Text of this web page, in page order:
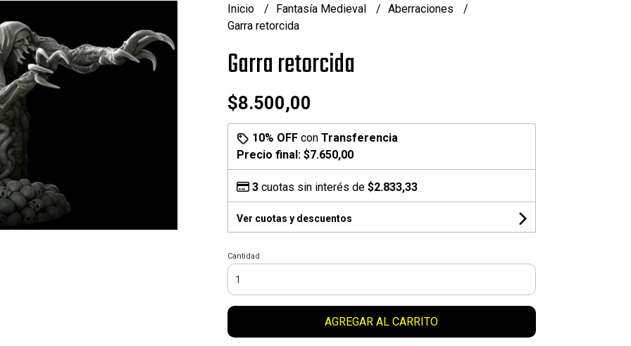
Inicio Fantasía Medieval
Aberraciones
Garra retorcida
Garra retorcida
$8.500,00
10% OFFcon Transferencia
Precio final: $7.650,00
3cuotas sin interés de $2.833,33
Ver cuotas y descuentos
Cantidad
AGREGAR AL CARRITO